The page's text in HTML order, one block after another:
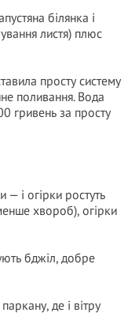
білянка і
листя) плюс
просту систему
поливання. Вода
гривень за просту
і огірки ростуть
хвороб), огірки
бджіл, добре
де і вітру